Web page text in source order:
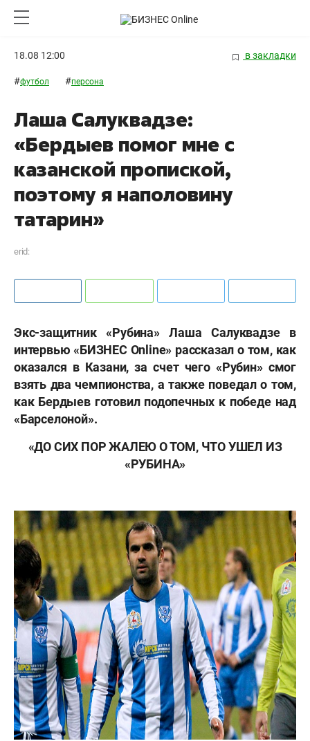
18.08 12:00 в закладки
#футбол #персона
Лаша Салуквадзе:
«Бердыев помог мне с
казанской пропиской,
поэтому я наполовину
татарин»
erid:
Экс-защитник «Рубина» Лаша Салуквадзе в
интервью «БИЗНЕС Online» рассказал о том, как
оказался в Казани, за счет чего «Рубин» смог
взять два чемпионства, а также поведал о том,
как Бердыев готовил подопечных к победе над
«Барселоной».
«ДО СИХ ПОР ЖАЛЕЮ О ТОМ, ЧТО УШЕЛ ИЗ
«РУБИНА»